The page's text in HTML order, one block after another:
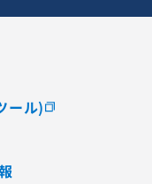
ール)